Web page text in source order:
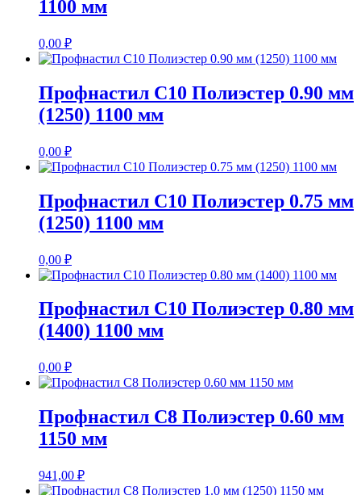
1100 мм
0,00 ₽
Профнастил С10 Полиэстер 0.90 мм
(1250) 1100 мм
0,00 ₽
Профнастил С10 Полиэстер 0.75 мм
(1250) 1100 мм
0,00 ₽
Профнастил С10 Полиэстер 0.80 мм
(1400) 1100 мм
0,00 ₽
Профнастил С8 Полиэстер 0.60 мм
1150 мм
941,00 ₽